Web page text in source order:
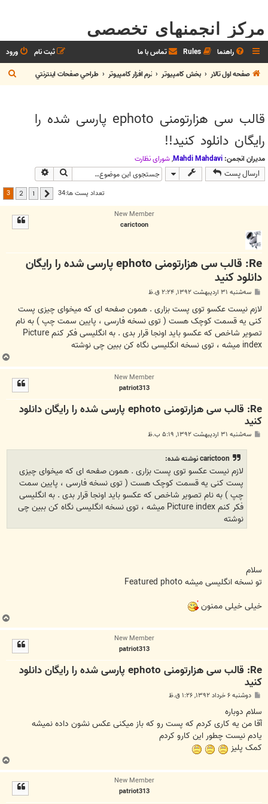
مرکز انجمنهای تخصصی
راهنما Rules تماس با ما ورود
ثبت نام
صفحه اول تالار
بخش كامپيوتر نرم افزار كامپيوتر طراحي صفحات اينترنتي
س
قالب سی هزارتومنی ephoto پارسی شده را
رایگان دانلود کنید!!
مدیران انجمن: Mahdi Mahdavi
,شوراي نظارت
ارسال پست جستجو
تعداد پست ها:34 قبلی 1
2
3
New Member
carictoon
Re: قالب سی هزارتومنی ephoto پارسی شده را رایگان
دانلود کنید
ت
سه‌شنبه ۳۱ اردیبهشت ۱۳۹۲, ۲:۲۴ ق.ظ
لازم نیست عکسو توی پست بزاری . همون صفحه ای که میخوای چیزی پست
کنی یه قسمت کوچک هست ( توی نسخه فارسی ، پایین سمت چپ ) به نام
تصویر شاخص که عکسو باید اونجا قرار بدی . به انگلیسی فکر کنم Picture
index میشه ، توی نسخه انگلیسی نگاه کن ببین چی نوشته
New Member
patriot313
Re: قالب سی هزارتومنی ephoto پارسی شده را رایگان دانلود
کنید
سه‌شنبه ۳۱ اردیبهشت ۱۳۹۲, ۵:۱۹ ب.ظ
carictoon نوشته شده:
لازم نیست عکسو توی پست بزاری . همون صفحه ای که میخوای چیزی
پست کنی یه قسمت کوچک هست ( توی نسخه فارسی ، پایین سمت
چپ ) به نام تصویر شاخص که عکسو باید اونجا قرار بدی . به انگلیسی
فکر کنم Picture index میشه ، توی نسخه انگلیسی نگاه کن ببین چی
نوشته
سلام
تو نسخه انگلیسی میشه Featured photo
خیلی خیلی ممنون
New Member
patriot313
Re: قالب سی هزارتومنی ephoto پارسی شده را رایگان دانلود
کنید
ت
دوشنبه ۶ خرداد ۱۳۹۲, ۱:۲۶ ق.ظ
سلام دوباره
آقا من یه کاری کردم که پست رو که باز میکنی عکس نشون داده نمیشه
یادم نیست چطور این کارو کردم
کمک پلیز
New Member
patriot313